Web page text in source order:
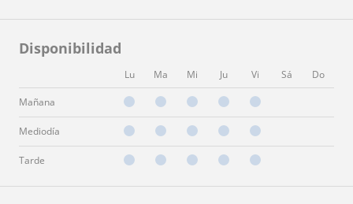
Disponibilidad
Lu Ma Mi Ju Vi Sá Do
Mañana
Mediodía
Tarde